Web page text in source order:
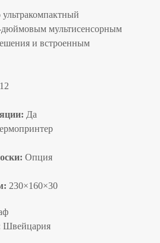
дюймовым мультисенсорным
и встроенным
12
Да
Опция
230×160×30
Швейцария